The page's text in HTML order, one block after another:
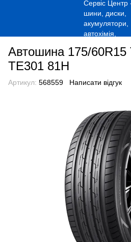
Автошина 175/60R15
TE301 81H
Артикул: 568559 Написати відгук